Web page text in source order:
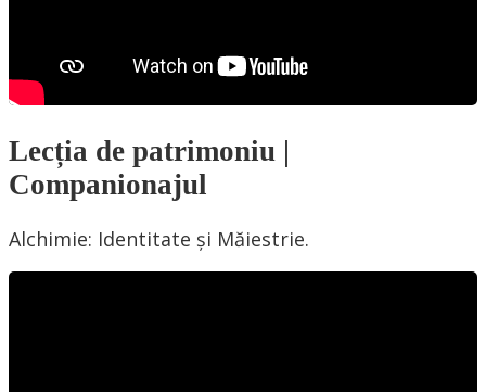
Lecția de patrimoniu |
Companionajul
Alchimie: Identitate și Măiestrie.